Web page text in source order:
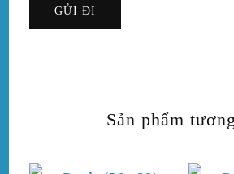
Sản phẩm